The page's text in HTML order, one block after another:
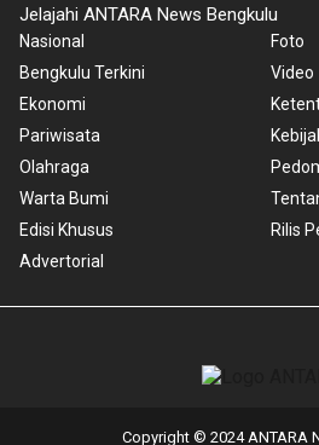
Jelajahi ANTARA News Bengkulu
Nasional
Bengkulu Terkini
Ekonomi
Pariwisata
Olahraga
Warta Bumi
Edisi Khusus
Advertorial
Foto
Video
Rilis
Copyright © 2024 ANTARA